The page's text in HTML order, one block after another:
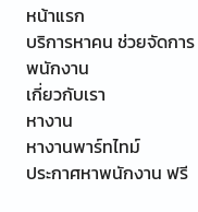
หน้าแรก
บริการหาคน ช่วยจัดการ
พนักงาน
เกี่ยวกับเรา
หางาน
หางานพาร์ทไทม์
ประกาศหาพนักงาน ฟรี